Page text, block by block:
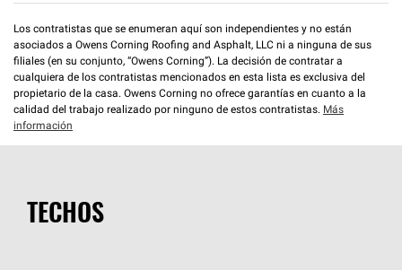
Los contratistas que se enumeran aquí son independientes y no están
asociados a Owens Corning Roofing and Asphalt, LLC ni a ninguna de sus
filiales (en su conjunto, “Owens Corning”). La decisión de contratar a
cualquiera de los contratistas mencionados en esta lista es exclusiva del
propietario de la casa. Owens Corning no ofrece garantías en cuanto a la
calidad del trabajo realizado por ninguno de estos contratistas. Más
información
TECHOS